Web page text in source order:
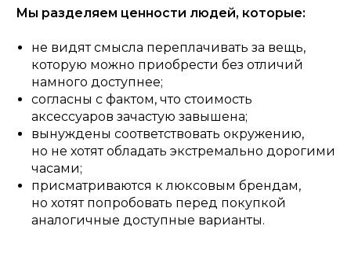
Мы разделяем ценности людей, которые:
не видят смысла переплачивать за вещь,
которую можно приобрести без отличий
намного доступнее;
согласны с фактом, что стоимость
аксессуаров зачастую завышена;
вынуждены соответствовать окружению,
но не хотят обладать экстремально дорогими
часами;
присматриваются к люксовым брендам,
но хотят попробовать перед покупкой
аналогичные доступные варианты.